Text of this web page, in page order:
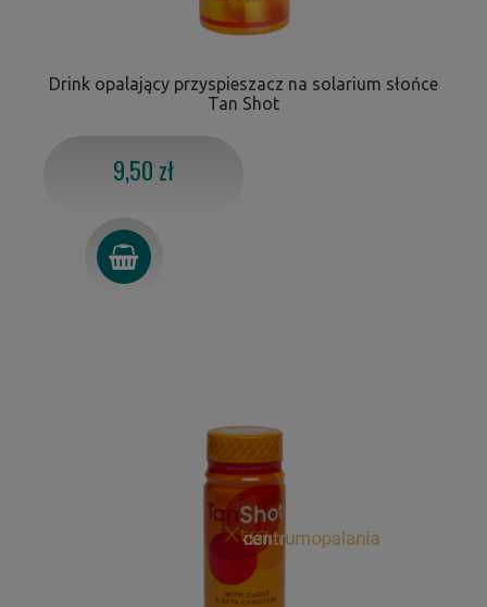
Drink opalający przyspieszacz na solarium słońce
Tan Shot
9,50 zł